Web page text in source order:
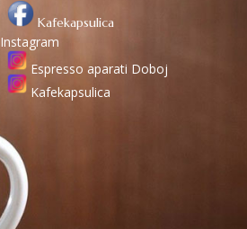
Kafekapsulica
Instagram
Espresso aparati Doboj
Kafekapsulica